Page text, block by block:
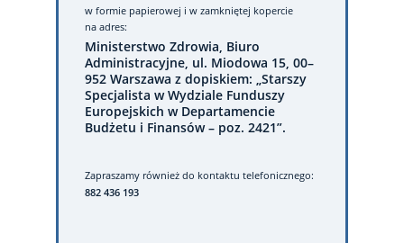
w formie papierowej i w zamkniętej kopercie
na adres:
Ministerstwo Zdrowia, Biuro
Administracyjne, ul. Miodowa 15, 00–
952 Warszawa z dopiskiem: „Starszy
Specjalista w Wydziale Funduszy
Europejskich w Departamencie
Budżetu i Finansów – poz. 2421”.
Zapraszamy również do kontaktu telefonicznego:
882 436 193